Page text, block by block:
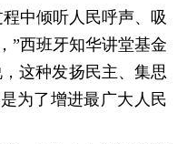
中倾听人民呼声、吸
”西班牙知华讲堂基金
这种发扬民主、集思
为了增进最广大人民